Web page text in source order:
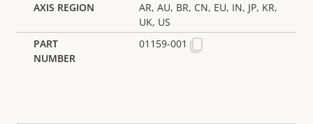
AR, AU, BR, CN, EU, IN, JP, KR,
UK, US
01159-001